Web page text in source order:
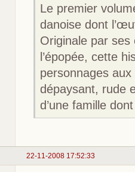
Le premier
danoise dont
Originale par
l’épopée, cette
personnages
dépaysant, rude
d’une famille
22-11-2008 17:52:33